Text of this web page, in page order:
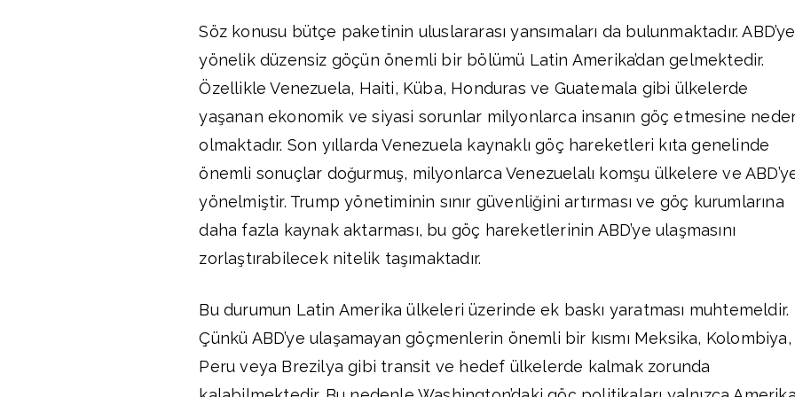
Söz konusu bütçe paketinin uluslararası yansımaları da bulunmaktadır. ABD’ye
yönelik düzensiz göçün önemli bir bölümü Latin Amerika’dan gelmektedir.
Özellikle Venezuela, Haiti, Küba, Honduras ve Guatemala gibi ülkelerde
yaşanan ekonomik ve siyasi sorunlar milyonlarca insanın göç etmesine
olmaktadır. Son yıllarda Venezuela kaynaklı göç hareketleri kıta genelinde
önemli sonuçlar doğurmuş, milyonlarca Venezuelalı komşu ülkelere ve
yönelmiştir. Trump yönetiminin sınır güvenliğini artırması ve göç kurumlarına
daha fazla kaynak aktarması, bu göç hareketlerinin ABD’ye ulaşmasını
zorlaştırabilecek nitelik taşımaktadır.
Bu durumun Latin Amerika ülkeleri üzerinde ek baskı yaratması muhtemeldir.
Çünkü ABD’ye ulaşamayan göçmenlerin önemli bir kısmı Meksika, Kolombiya,
Peru veya Brezilya gibi transit ve hedef ülkelerde kalmak zorunda